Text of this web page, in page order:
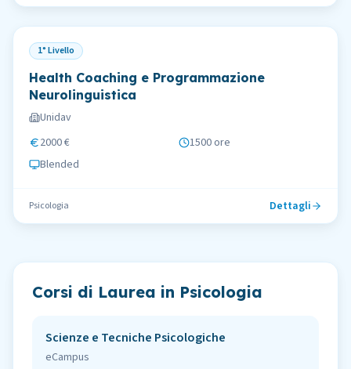
1° Livello
Health Coaching e Programmazione
Neurolinguistica
Unidav
2000 €
1500 ore
Blended
Psicologia Dettagli
Corsi di Laurea in Psicologia
Scienze e Tecniche Psicologiche
eCampus